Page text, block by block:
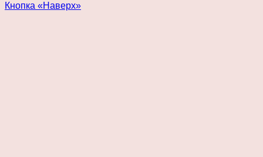
Кнопка «Наверх»